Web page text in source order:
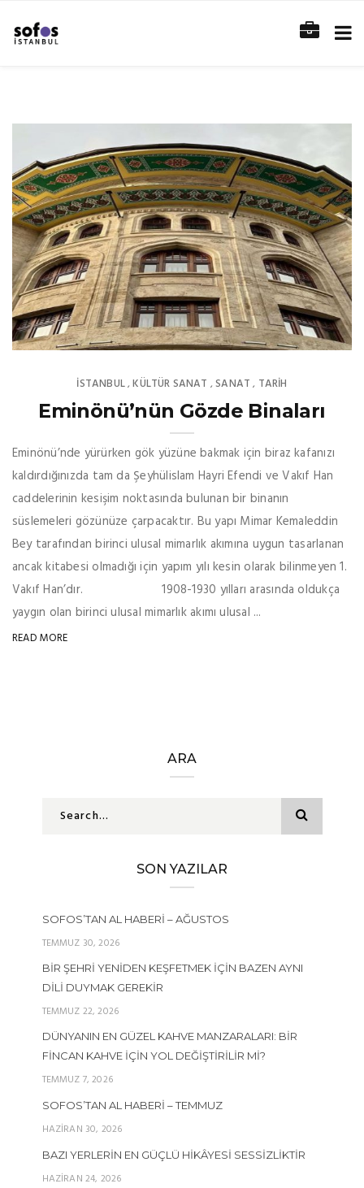
İSTANBUL,KÜLTÜR SANAT ,SANAT , TARİH
Eminönü’nün Gözde Binaları
Eminönü’nde yürürken gök yüzüne bakmak için biraz kafanızı
kaldırdığınızda tam da Şeyhülislam Hayri Efendi ve Vakıf Han
caddelerinin kesişim noktasında bulunan bir binanın
süslemeleri gözünüze çarpacaktır. Bu yapı Mimar Kemaleddin
Bey tarafından birinci ulusal mimarlık akımına uygun tasarlanan
ancak kitabesi olmadığı için yapım yılı kesin olarak bilinmeyen 1.
Vakıf Han’dır. 1908-1930 yılları arasında oldukça
yaygın olan birinci ulusal mimarlık akımı ulusal ...
READ MORE
ARA
SON YAZILAR
SOFOS’TAN AL HABERI – AĞUSTOS
TEMMUZ 30, 2026
BIR ŞEHRI YENIDEN KEŞFETMEK İÇIN BAZEN AYNI
DILI DUYMAK GEREKIR
TEMMUZ 22, 2026
DÜNYANIN EN GÜZEL KAHVE MANZARALARI: BIR
FINCAN KAHVE İÇIN YOL DEĞIŞTIRILIR MI?
TEMMUZ 7, 2026
SOFOS’TAN AL HABERI – TEMMUZ
HAZIRAN 30, 2026
BAZI YERLERIN EN GÜÇLÜ HIKÂYESI SESSIZLIKTIR
HAZIRAN 24, 2026